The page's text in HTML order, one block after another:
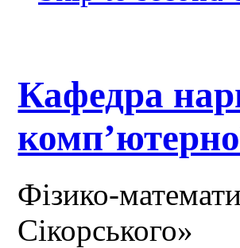
Кафедра
Фізико-
Сікорського»